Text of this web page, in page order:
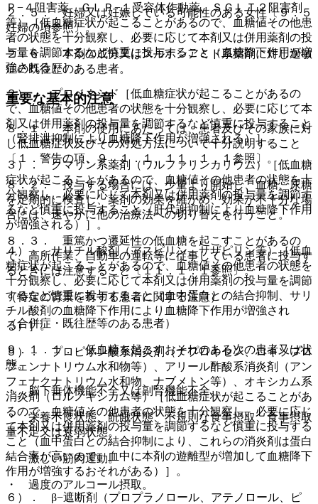
Ｐ−４阻害薬、ＧＬＰ−１受容体作動薬、ＳＧＬＴ２阻害剤
等）［低血糖症状が起こることがあるので、血糖値その他患
者の状態を十分観察し、必要に応じて本剤又は併用薬剤の投
与量を調節するなど慎重に投与すること（血糖降下作用が増
強される）］。
２）． プロベネシド［低血糖症状が起こることがあるの
で、血糖値その他患者の状態を十分観察し、必要に応じて本
剤又は併用薬剤の投与量を調節するなど慎重に投与すること
（腎排泄抑制により血糖降下作用が増強される）］。
３）． クマリン系薬剤（ワルファリンカリウム）［低血糖
症状が起こることがあるので、血糖値その他患者の状態を十
分観察し、必要に応じて本剤又は併用薬剤の投与量を調節す
るなど慎重に投与すること（肝代謝抑制により血糖降下作用
が増強される）］。
４）． サリチル酸剤（アスピリン、サザピリン等）［低血
糖症状が起こることがあるので、血糖値その他患者の状態を
十分観察し、必要に応じて本剤又は併用薬剤の投与量を調節
するなど慎重に投与すること（血中蛋白との結合抑制、サリ
チル酸剤の血糖降下作用により血糖降下作用が増強され
る）］。
５）． プロピオン酸系消炎剤（ナプロキセン、ロキソプロ
フェンナトリウム水和物等）、アリール酢酸系消炎剤（アン
フェナクナトリウム水和物、ナブメトン等）、オキシカム系
消炎剤（ロルノキシカム等）［低血糖症状が起こることがあ
るので、血糖値その他患者の状態を十分観察し、必要に応じ
て本剤又は併用薬剤の投与量を調節するなど慎重に投与する
こと（血中蛋白との結合抑制により、これらの消炎剤は蛋白
結合率が高いので、血中に本剤の遊離型が増加して血糖降下
作用が増強するおそれがある）］。
６）． β−遮断剤（プロプラノロール、アテノロール、ピ
２．５． 妊婦又は妊娠している可能性のある女性〔９．５
妊婦の項参照〕。
２．６． 本剤の成分又はスルホンアミド系薬剤に対し過敏
症の既往歴のある患者。
重要な基本的注意
８．１． 本剤の使用にあたっては、患者及びその家族に対
し低血糖症状及びその対処方法について十分説明すること
〔１．警告の項、９．１．１、１１．１．１参照〕。
８．２． 投与する場合には、少量より開始し、血糖、尿糖
を定期的に検査し、薬剤の効果を確かめ、効果が不十分な場
合には、速やかに他の治療法への切り替えを行うこと。
８．３． 重篤かつ遷延性の低血糖を起こすことがあるの
で、高所作業、自動車の運転等に従事している患者に投与す
るときには注意すること〔１１．１．１参照〕。
（特定の背景を有する患者に関する注意）
（合併症・既往歴等のある患者）
９．１．１． 低血糖を起こすおそれのある次の患者又は状
態。
・ 脳下垂体機能不全又は副腎機能不全。
・ 栄養不良状態、飢餓状態、不規則な食事摂取、食事摂取
量不足又は衰弱状態。
・ 激しい筋肉運動。
・ 過度のアルコール摂取。